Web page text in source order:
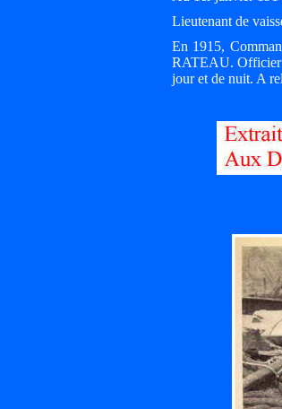
Lieutenant de
En 1915,
RATEAU. Officier
jour et de nuit. A